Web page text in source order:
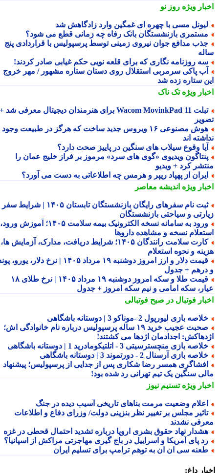
ویژهروز نو
مسی با چهره ای غمگین وارد زادگاهش شد
بازنشستگان بانک رفاه چه زمانی قطع می شود؟
مدافع جوان نیروی زمینی توسط پرسپولیس با قراردادی پنج
روزنامه نگاری که برای قلعه نویی حکم غیابی صادر کردند!
پاکی سرمربی استقلال روی دستان ستاره مشهور / مهر خروج
ستاره زده شد
ویژهتک ناک
تبلت Wacom MovinkPad 11 برای هنرمندان دیجیتال معرفی شد +
هوش مصنوعی ۱۶ ویروس جدید ساخت که هرگز در طبیعت وجود
اند
وقوع سیلاب های سنگین در پاییز صحت دارد؟
ویدیوی «گوی های سرد» مرموز بر فراز خلیج عمان را
کرد + ویدیو
از پهپاد ریپر و هرمس چه اطلاعاتی به دست می آورد؟
ویژهاندیشه معاصر
ثبت نام سفرهای رایگان بازنشستگان تابستان ۱۴۰۵ | شرایط سفر
و سیاحتی بازنشستگان
ورود به سامانه نسخه الکترونیک بیمه سلامت ۱۴۰۵؛ آموزش ورود،
نسخه و مشاهده داروها
کارت سلامت رانندگان ۱۴۰۵؛ شرایط دریافت، مدارک، آزمایش ها،
و نحوه استعلام
قیمت دلار و ارز امروز دوشنبه ۱۹ مرداد ۱۴۰۵ | نرخ دلار، یورو، پوند
+ جدول
قیمت طلا و سکه امروز دوشنبه ۱۹ مرداد ۱۴۰۵ | نرخ طلای ۱۸
سکه امامی و نیم سکه امروز + جدول
فوتبال در صبح فوتبالی
بازی لیورپول 2 -موناکو 3 | دوستانه باشگاهی
صحبت عجیب خرید ۱۹ ساله پرسپولیس درباره نام خانوادگی اش؛
اجدادمان اژدها می کشتند!
بازی منچسترسیتی 3 - اتلتیکومادرید 1 | دوستانه باشگاهی
بازی آرسنال 2 - دورتموند 3 | دوستانه باشگاهی
همسر رضا شکاری پس از جدایی از پرسپولیس؛ پیشنهاد
سنگین یک تیم تهرانی رد شده بود!
ویژهتسنیم نیوز
وضعیت مرمت بناهای تاریخی آسیب دیده در جنگ
مجلس بر تغییر نظر بنزینی دولت/ وزرای دفاع و اطلاعات
نشدند
نهاد حقوق بشری اروپا درباره تشدید احتمال قحطی در غزه
پای آمریکا و اسراییل در باج گیری مهاجرتی مراکش از اسپانیا؟
سی ان ان به توهم ترامپ برای تسلیم ایران
داغ: